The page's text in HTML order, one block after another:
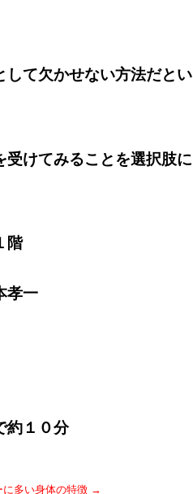
して欠かせない方法だとい
けてみることを選択肢に
階
孝一
約１０分
多い身体の特徴 →